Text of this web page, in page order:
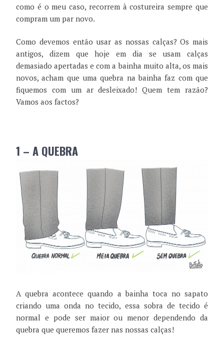
como é o meu caso, recorrem à costureira sempre que
compram um par novo.
Como devemos então usar as nossas calças? Os mais
antigos, dizem que hoje em dia se usam calças
demasiado apertadas e com a bainha muito alta, os mais
novos, acham que uma quebra na bainha faz com que
fiquemos com um ar desleixado! Quem tem razão?
Vamos aos factos?
1 – A QUEBRA
A quebra acontece quando a bainha toca no sapato
criando uma onda no tecido, essa sobra de tecido é
normal e pode ser maior ou menor dependendo da
quebra que queremos fazer nas nossas calças!